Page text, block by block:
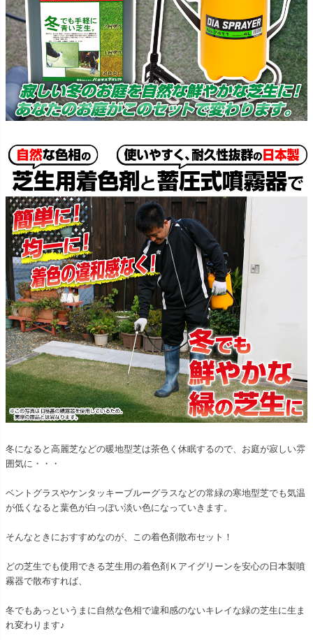
冬になると高麗芝などの暖地型芝は茶色く休眠するので、お庭が寂しい雰
囲気に・・・
ベントグラスやケンタッキーブルーグラスなどの常緑の寒地型芝でも気温
が低くなると葉色が白っぽい淡い色になっていきます。
そんなときにおすすめなのが、この着色剤散布セット！
どの芝生でも使用できる芝生用の着色剤Ｋアイグリーンを安心の日本製噴
霧器で散布すれば、
冬でもあっというまに自然な色相で違和感のないキレイな緑の芝生に生ま
れ変わります♪